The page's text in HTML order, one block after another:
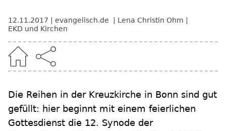
12.11.2017 evangelisch.de
Lena Christin Ohm
EKD und Kirchen
Die Reihen in der Kreuzkirche in Bonn sind gut
gefüllt: hier beginnt mit einem feierlichen
Gottesdienst die 12. Synode der